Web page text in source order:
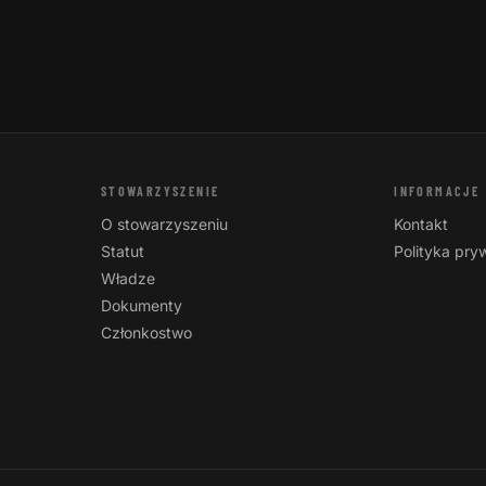
STOWARZYSZENIE
O stowarzyszeniu
Statut
Władze
Dokumenty
Członkostwo
INFORMACJE
Kontakt
Polityka